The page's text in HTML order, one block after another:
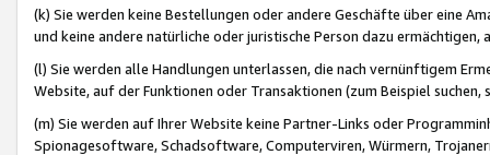
(k) Sie werden keine Bestellungen oder andere Geschäfte über eine
und keine andere natürliche oder juristische Person dazu
(l) Sie werden alle Handlungen unterlassen, die nach vernünftigem
Website, auf der Funktionen oder Transaktionen (zum Beispiel
(m) Sie werden auf Ihrer Website keine Partner-Links oder
Spionagesoftware, Schadsoftware, Computerviren, Würmern,